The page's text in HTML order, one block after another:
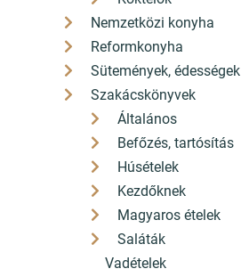
Nemzetközi konyha
Reformkonyha
Sütemények, édességek
Szakácskönyvek
Általános
Befőzés, tartósítás
Húsételek
Kezdőknek
Magyaros ételek
Saláták
Vadételek